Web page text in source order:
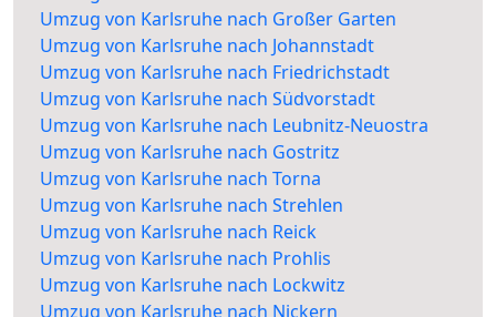
Umzug von Karlsruhe nach Großer Garten
Umzug von Karlsruhe nach Johannstadt
Umzug von Karlsruhe nach Friedrichstadt
Umzug von Karlsruhe nach Südvorstadt
Umzug von Karlsruhe nach Leubnitz-Neuostra
Umzug von Karlsruhe nach Gostritz
Umzug von Karlsruhe nach Torna
Umzug von Karlsruhe nach Strehlen
Umzug von Karlsruhe nach Reick
Umzug von Karlsruhe nach Prohlis
Umzug von Karlsruhe nach Lockwitz
Umzug von Karlsruhe nach Nickern